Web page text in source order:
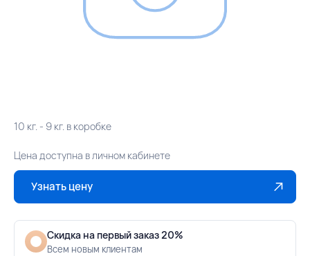
10 кг. - 9 кг. в коробке
Цена доступна в личном кабинете
Узнать цену
Скидка на первый заказ 20%
Всем новым клиентам